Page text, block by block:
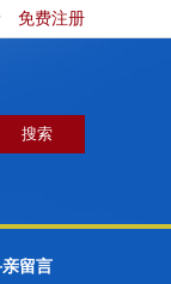
免费注册
留言